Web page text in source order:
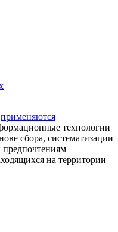
применяются
технологии
сбора, систематизации
предпочтениям
на территории